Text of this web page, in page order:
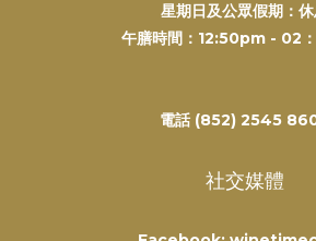
星期日及公眾假期：
午膳時間：12:50pm - 02
電話 (852) 2545
社交媒體